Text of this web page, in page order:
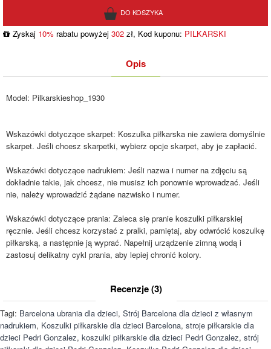
Zyskaj 10% rabatu powyżej 302 zł, Kod kuponu: PILKARSKI
Opis
Model: Pilkarskieshop_1930
Wskazówki dotyczące skarpet: Koszulka piłkarska nie zawiera domyślnie
skarpet. Jeśli chcesz skarpetki, wybierz opcje skarpet, aby je zapłacić.
Wskazówki dotyczące nadrukiem: Jeśli nazwa i numer na zdjęciu są
dokładnie takie, jak chcesz, nie musisz ich ponownie wprowadzać. Jeśli
nie, należy wprowadzić żądane nazwisko i numer.
Wskazówki dotyczące prania: Zaleca się pranie koszulki piłkarskiej
ręcznie. Jeśli chcesz korzystać z pralki, pamiętaj, aby odwrócić koszulkę
piłkarską, a następnie ją wyprać. Napełnij urządzenie zimną wodą i
zastosuj delikatny cykl prania, aby lepiej chronić kolory.
Recenzje (3)
Tagi: Barcelona ubrania dla dzieci, Strój Barcelona dla dzieci z własnym
nadrukiem, Koszulki piłkarskie dla dzieci Barcelona, stroje piłkarskie dla
dzieci Pedri Gonzalez, koszulki piłkarskie dla dzieci Pedri Gonzalez, strój